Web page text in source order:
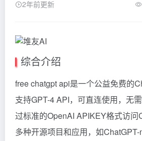
2年前更新
综合介绍
freechatgptapi是一个公益免费的
支持GPT-4 API，可直连使用，无
过标准的OpenAI APIKEY格式访问
多种开源项目和应用，如ChatGPT-